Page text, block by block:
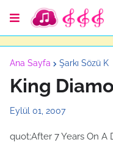
Ana Sayfa Şarkı Sözü K
King
Eylül 01, 2007
quot;After 7 Years On A